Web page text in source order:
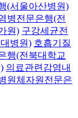
(서울아산병원)
병전문은행(전
원) 구강세균전
병원) 호흡기질
행(전북대학교
의료관련감염내
원체자원전문은